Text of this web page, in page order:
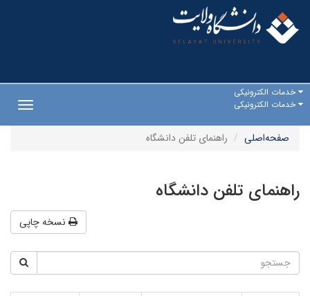
خدمات الکترونیکی
خدمات الکترونیکی
صفحه‌اصلی
راهنمای تلفن دانشگاه
راهنمای تلفن دانشگاه
نسخه چاپی